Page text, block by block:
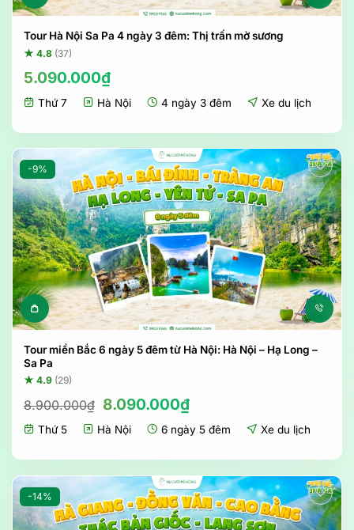
Tour Hà Nội Sa Pa 4 ngày 3 đêm: Thị trấn mờ sương
★ 4.8 (37)
5.090.000₫
Thứ 7 Hà Nội 4 ngày 3 đêm Xe du lịch
-9%
Tour miền Bắc 6 ngày 5 đêm từ Hà Nội: Hà Nội – Hạ Long –
Sa Pa
★ 4.9 (29)
8.900.000₫ Giá
là:
8.090.000₫Giá
hiện
tại
8.090.000₫.
Thứ 5 Hà Nội 6 ngày 5 đêm Xe du lịch
-14%